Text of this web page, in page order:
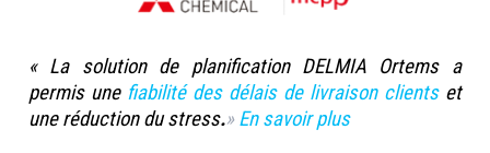
« La solution de planification DELMIA Ortems a
permis une fiabilité des délais de livraison clients et
une réduction du stress.»En savoir plus